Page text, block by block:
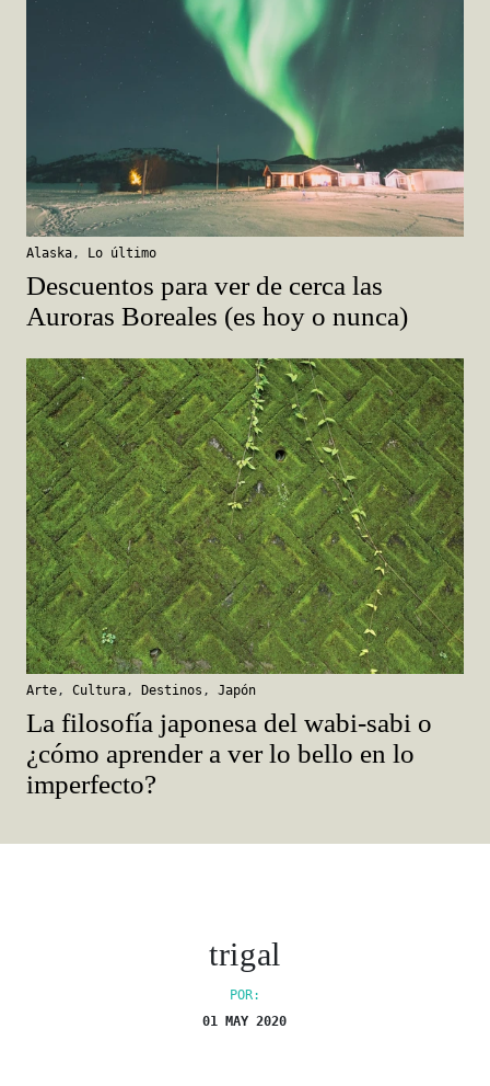
Alaska, Lo último
Descuentos para ver de cerca las
Auroras Boreales (es hoy o nunca)
Arte, Cultura, Destinos , Japón
La filosofía japonesa del wabi-sabi o
¿cómo aprender a ver lo bello en lo
imperfecto?
trigal
POR:
01 MAY 2020